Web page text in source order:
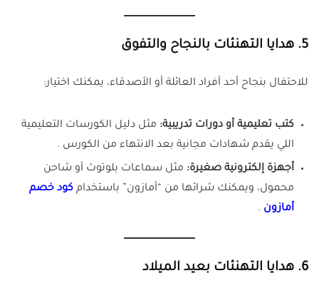
5. هدايا التهنئات بالنجاح والتفوق
للاحتفال بنجاح أحد أفراد العائلة أو الأصدقاء، يمكنك اختيار:
كتب تعليمية أو دورات تدريبية: مثل دليل الكورسات التعليمية
اللي يقدم شهادات مجانية بعد الانتهاء من الكورس .
أجهزة إلكترونية صغيرة: مثل سماعات بلوتوث أو شاحن
محمول، ويمكنك شرائها من “أمازون” باستخدام كود خصم
أمازون .
6. هدايا التهنئات بعيد الميلاد